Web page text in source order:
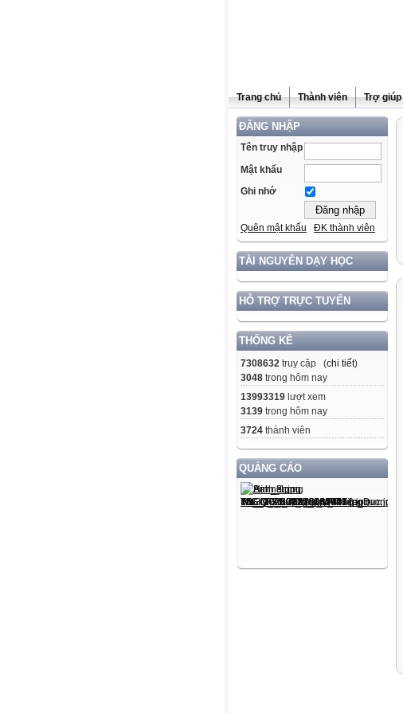
Trang chủ Thành viên Trợ giúp
ĐĂNG NHẬP
Tên truy nhập
Mật khẩu
Ghi nhớ
Quên mật khẩu ĐK thành viên
TÀI NGUYÊN DẠY HỌC
HỖ TRỢ TRỰC TUYẾN
THỐNG KÊ
7308632 truy cập (chi tiết)
3048 trong hôm nay
13993319 lượt xem
3139 trong hôm nay
3724 thành viên
QUẢNG CÁO